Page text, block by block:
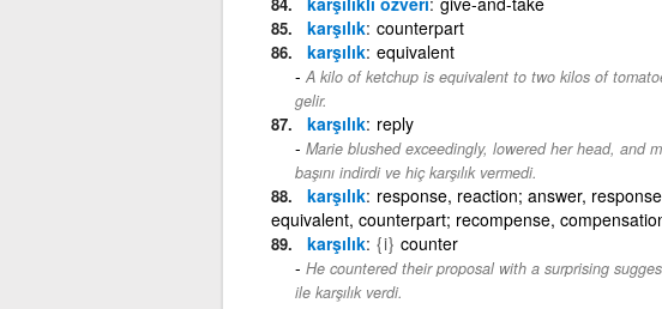
karşılık counterpart
karşılık equivalent
A kilo of ketchup is equivalent to two kilos of
gelir.
karşılık reply
Marie blushed exceedingly, lowered her head, and
başını indirdi ve hiç karşılık vermedi.
karşılık response, reaction; answer,
equivalent, counterpart; recompense,
karşılık {i} counter
He countered their proposal with a surprising
ile karşılık verdi.